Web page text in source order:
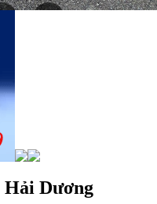
Hải Dương